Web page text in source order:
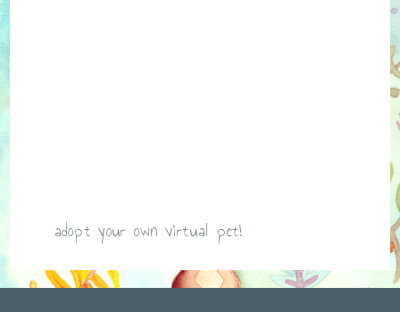
adopt your own virtual pet!